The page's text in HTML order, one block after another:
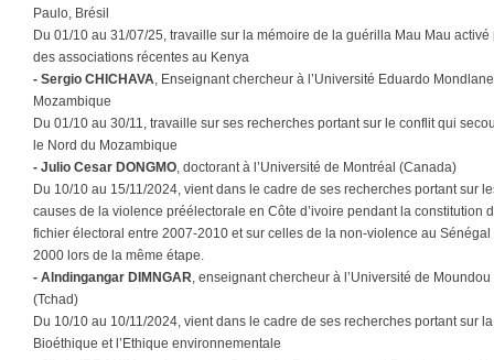
Paulo, Brésil
Du 01/10 au 31/07/25, travaille sur la mémoire de la guérilla Mau Mau activé
des associations récentes au Kenya
- Sergio CHICHAVA, Enseignant chercheur à l’Université Eduardo
Mozambique
Du 01/10 au 30/11, travaille sur ses recherches portant sur le conflit qui
le Nord du Mozambique
- Julio Cesar DONGMO, doctorant à l’Université de Montréal (Canada)
Du 10/10 au 15/11/2024, vient dans le cadre de ses recherches portant sur
causes de la violence préélectorale en Côte d’ivoire pendant la constitution
fichier électoral entre 2007-2010 et sur celles de la non-violence au Sénégal
2000 lors de la même étape.
- Alndingangar DIMNGAR, enseignant chercheur à l’Université de Moundou
(Tchad)
Du 10/10 au 10/11/2024, vient dans le cadre de ses recherches portant sur la
Bioéthique et l’Ethique environnementale